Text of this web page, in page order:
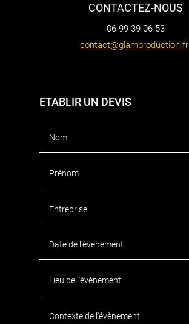
CONTACTEZ-NOUS
06 99 39 06 53
contact@glamproduction.fr
ETABLIR UN DEVIS